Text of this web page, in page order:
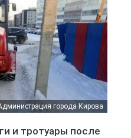
города Кирова
и тротуары после